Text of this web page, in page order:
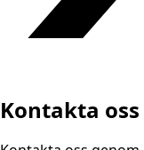
Kontakta oss